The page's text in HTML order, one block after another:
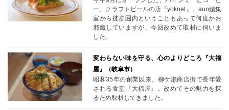
ー、クラフトビールの店『yoknel』。aun編集
室から徒歩圏内ということもあって何度かお
邪魔していますが、今回改めて取材に伺いま
した。
変わらない味を守る、心のよりどころ『大福
屋』（岐阜市）
昭和35年の創業以来、柳ケ瀬商店街で長年愛
される食堂『大福屋』。改めてその魅力を探
るため取材してきました。